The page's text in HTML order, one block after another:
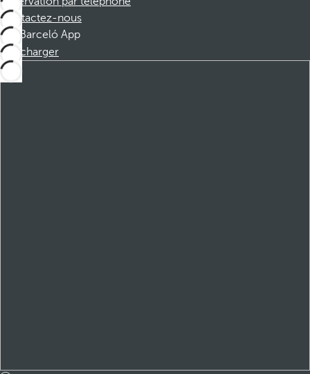
Contactez-nous
Barceló App
Télécharger